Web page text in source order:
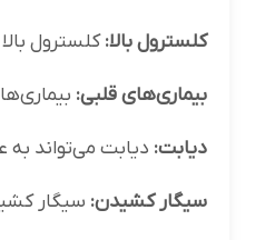
کلسترول بالا:کلسترول
بیماری‌های قلبی:
دیابت: دیابت می‌تواند
سیگار کشیدن: سیگار